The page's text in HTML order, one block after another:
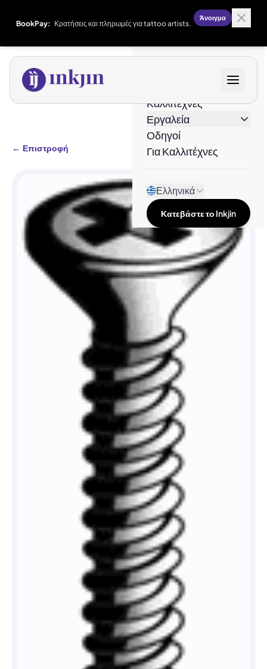
BookPay: Κρατήσεις και πληρωμές για tattoo artists.
Άνοιγμα
Καλλιτέχνες
Εργαλεία
Οδηγοί
Για Καλλιτέχνες
Ελληνικά
Κατεβάστε το Inkjin
← Επιστροφή